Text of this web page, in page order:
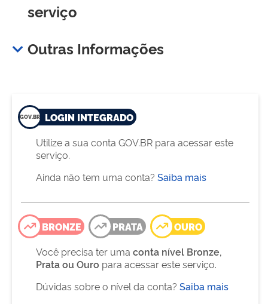
serviço
Outras Informações
LOGIN INTEGRADO
Utilize a sua conta GOV.BR para acessar este
serviço.
Ainda não tem uma conta? Saiba mais
BRONZE PRATA
OURO
Você precisa ter uma conta nível Bronze,
Prata ou Ouro para acessar este serviço.
Dúvidas sobre o nível da conta? Saiba mais